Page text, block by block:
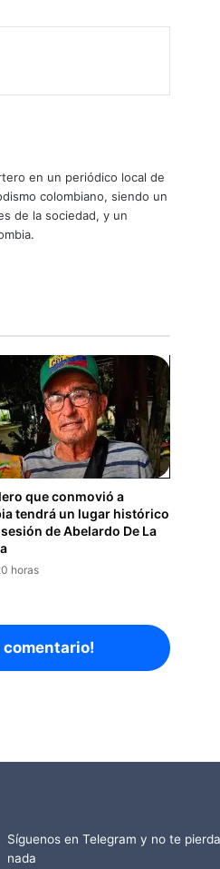
en un periódico local de
colombiano, siendo un
de la sociedad, y un
que conmovió a
tendrá un lugar histórico
de Abelardo De La
horas
comentario!
Síguenos en Telegram y no te
nada